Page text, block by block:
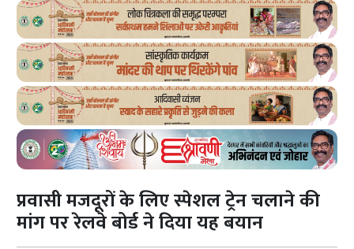
प्रवासी मजदूरों के लिए स्पेशल ट्रेन चलाने की
मांग पर रेलवे बोर्ड ने दिया यह बयान